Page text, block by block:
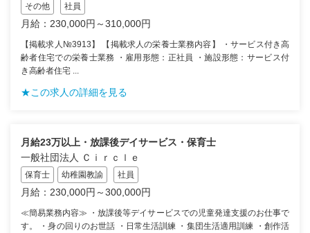
その他 社員
月給：230,000円～310,000円
【掲載求人№3913】 【掲載求人の栄養士業務内容】 ・サービス付き高
齢者住宅での栄養士業務 ・雇用形態：正社員 ・施設形態：サービス付
き高齢者住宅 ...
★この求人の詳細を見る
月給23万以上・放課後デイサービス・保育士
一般社団法人 Ｃｉｒｃｌｅ
保育士 幼稚園教諭 社員
月給：230,000円～300,000円
≪簡易業務内容≫ ・放課後等デイサービスでの児童発達支援のお仕事で
す。 ・身の回りのお世話 ・日常生活訓練 ・集団生活適用訓練 ・創作活